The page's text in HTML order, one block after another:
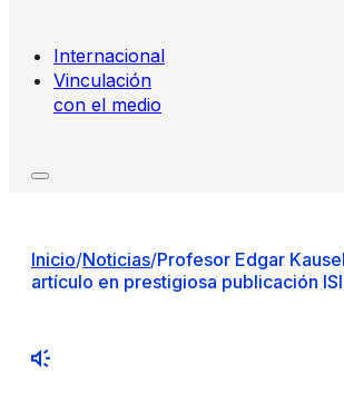
Internacional
Vinculación
con el medio
Inicio/Noticias/Profesor Edgar
artículo en prestigiosa publicación ISI